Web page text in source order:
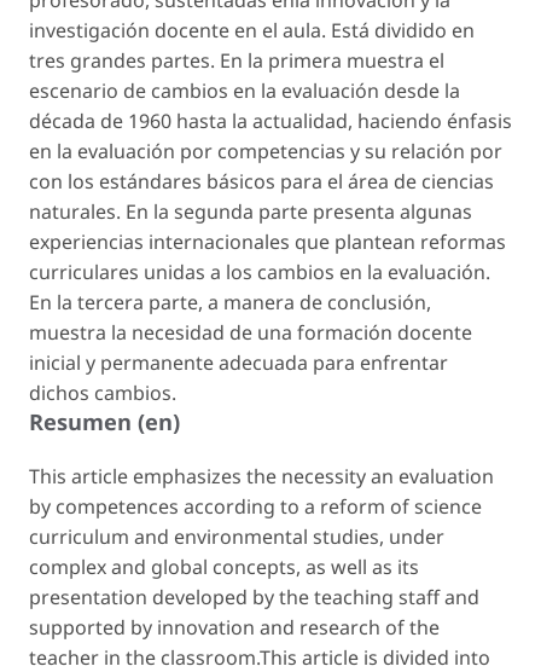
investigación docente en el aula. Está dividido en
tres grandes partes. En la primera muestra el
escenario de cambios en la evaluación desde la
década de 1960 hasta la actualidad, haciendo énfasis
en la evaluación por competencias y su relación por
con los estándares básicos para el área de ciencias
naturales. En la segunda parte presenta algunas
experiencias internacionales que plantean reformas
curriculares unidas a los cambios en la evaluación.
En la tercera parte, a manera de conclusión,
muestra la necesidad de una formación docente
inicial y permanente adecuada para enfrentar
dichos cambios.
Resumen (en)
This article emphasizes the necessity an evaluation
by competences according to a reform of science
curriculum and environmental studies, under
complex and global concepts, as well as its
presentation developed by the teaching staff and
supported by innovation and research of the
teacher in the classroom.This article is divided into